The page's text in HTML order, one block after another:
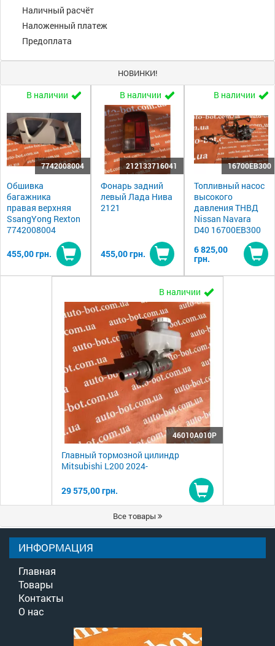
Наличный расчёт
Наложенный платеж
Предоплата
НОВИНКИ!
В наличии
7742008004
Обшивка
багажника
правая верхняя
SsangYong Rexton
7742008004
455,00 грн.
Купить
В наличии
212133716041
Фонарь задний
левый Лада Нива
2121
455,00 грн.
Купить
В наличии
16700EB300
Топливный насос
высокого
давления ТНВД
Nissan Navara
D40 16700EB300
6 825,00
грн.
В наличии
46010A010P
Главный тормозной цилиндр
Mitsubishi L200 2024-
29 575,00 грн.
Купить
Все товары
ИНФОРМАЦИЯ
Главная
Товары
Контакты
О нас